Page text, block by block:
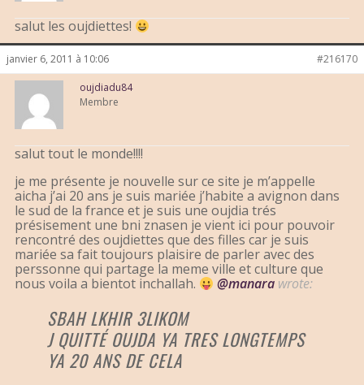
salut les oujdiettes!
janvier 6, 2011 à 10:06 #216170
oujdiadu84
Membre
salut tout le monde!!!!
je me présente je nouvelle sur ce site je m’appelle
aicha j’ai 20 ans je suis mariée j’habite a avignon dans
le sud de la france et je suis une oujdia trés
présisement une bni znasen je vient ici pour pouvoir
rencontré des oujdiettes que des filles car je suis
mariée sa fait toujours plaisire de parler avec des
perssonne qui partage la meme ville et culture que
nous voila a bientot inchallah.
@manara wrote:
SBAH LKHIR 3LIKOM
J QUITTÉ OUJDA YA TRES LONGTEMPS
YA 20 ANS DE CELA